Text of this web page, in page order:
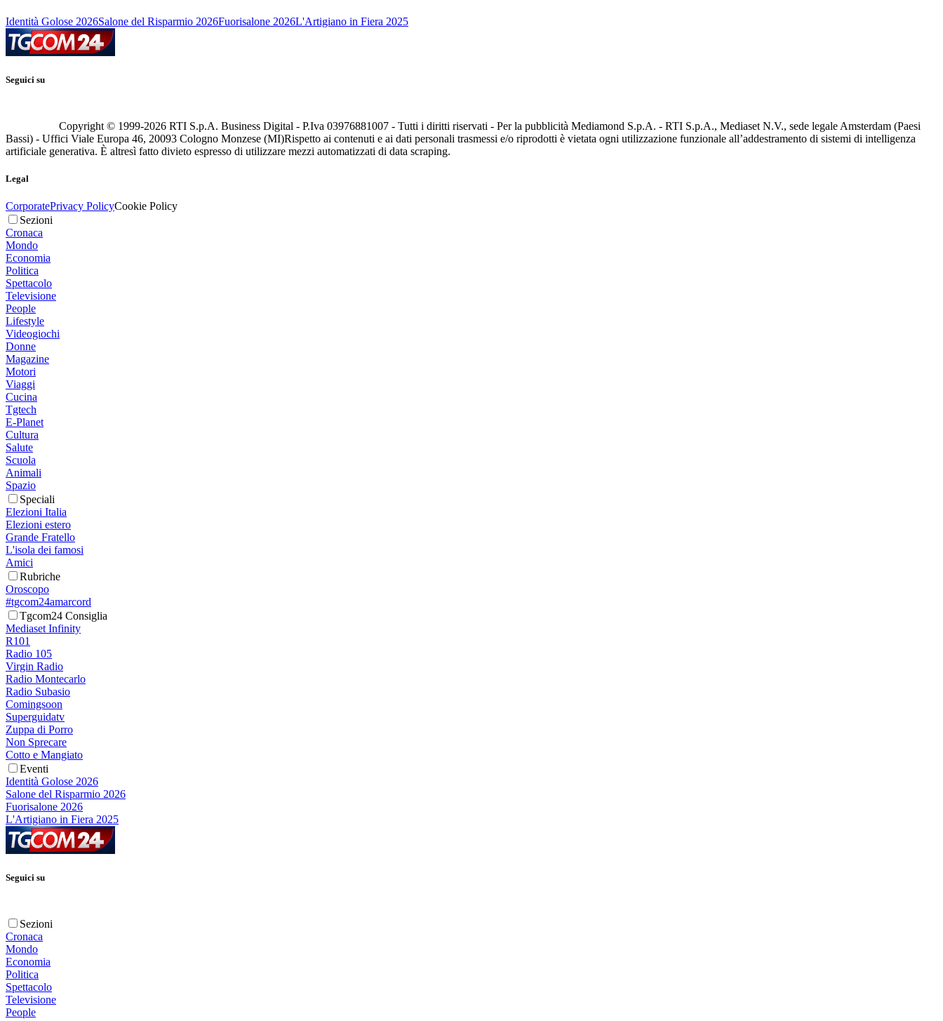
Identità Golose 2026Salone del Risparmio 2026Fuorisalone 2026L'Artigiano in Fiera 2025
Seguici su
Copyright © 1999-2026 RTI S.p.A. Business Digital - P.Iva 03976881007 - Tutti i diritti riservati - Per la pubblicità Mediamond S.p.A. - RTI S.p.A., Mediaset N.V., sede legale Amsterdam (Paesi
Bassi) - Uffici Viale Europa 46, 20093 Cologno Monzese (MI)Rispetto ai contenuti e ai dati personali trasmessi e/o riprodotti è vietata ogni utilizzazione funzionale all’addestramento di sistemi di intelligenza
artificiale generativa. È altresì fatto divieto espresso di utilizzare mezzi automatizzati di data scraping.
Legal
CorporatePrivacy PolicyCookie Policy
Sezioni
Cronaca
Mondo
Economia
Politica
Spettacolo
Televisione
People
Lifestyle
Videogiochi
Donne
Magazine
Motori
Viaggi
Cucina
Tgtech
E-Planet
Cultura
Salute
Scuola
Animali
Spazio
Speciali
Elezioni Italia
Elezioni estero
Grande Fratello
L'isola dei famosi
Amici
Rubriche
Oroscopo
#tgcom24amarcord
Tgcom24 Consiglia
Mediaset Infinity
R101
Radio 105
Virgin Radio
Radio Montecarlo
Radio Subasio
Comingsoon
Superguidatv
Zuppa di Porro
Non Sprecare
Cotto e Mangiato
Eventi
Identità Golose 2026
Salone del Risparmio 2026
Fuorisalone 2026
L'Artigiano in Fiera 2025
Seguici su
Sezioni
Cronaca
Mondo
Economia
Politica
Spettacolo
Televisione
People